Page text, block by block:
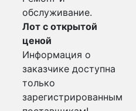
обслуживание.
Лот с открытой
ценой
Информация о
заказчике доступна
только
зарегистрированным